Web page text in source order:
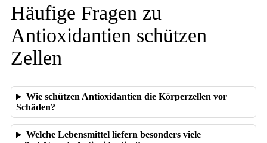
Häufige Fragen zu
Antioxidantien schützen
Zellen
Wie schützen Antioxidantien die Körperzellen vor
Schäden?
Welche Lebensmittel liefern besonders viele